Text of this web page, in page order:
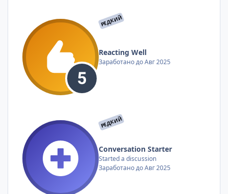
РЕДКИЙ
Reacting Well
Заработано до Авг 2025
РЕДКИЙ
Conversation Starter
Started a discussion
Заработано до Авг 2025